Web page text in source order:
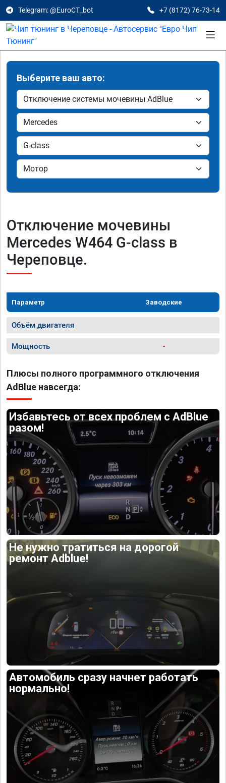
Telegram: @EuroCT_bot +7 (8172) 76-73-14
Выберите ваш авто:
Отключение мочевины
Mercedes W464 G-class в
Череповце.
Параметр Заводские
Объём двигателя
Мощность -
Плюсы полного программного отключения
AdBlue навсегда:
Избавьтесь от всех проблем с AdBlue
разом!
Не нужно тратиться на дорогой
ремонт Adblue!
Автомобиль сразу начнет работать
нормально!